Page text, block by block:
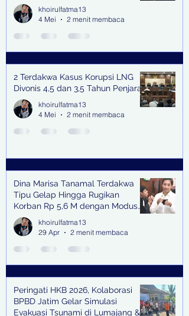
khoirulfatma13
4 Mei
2 menit membaca
2 Terdakwa Kasus Korupsi LNG
Divonis 4,5 dan 3,5 Tahun Penjara
khoirulfatma13
4 Mei
2 menit membaca
Dina Marisa Tanamal Terdakwa
Tipu Gelap Hingga Rugikan
Korban Rp 5,6 M dengan Modus
Kerja Sama Impor Bodong
khoirulfatma13
29 Apr
2 menit membaca
Peringati HKB 2026, Kolaborasi
BPBD Jatim Gelar Simulasi
Evakuasi Tsunami di Lumajang &